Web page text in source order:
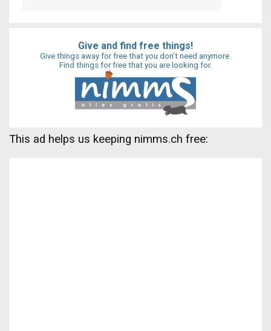
Give and find free things!
Give things away for free that you don’t need anymore.
Find things for free that you are looking for.
This ad helps us keeping nimms.ch free: